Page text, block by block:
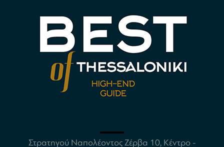
Στρατηγού Ναπολέοντος Ζέρβα 10, Κέντρο -